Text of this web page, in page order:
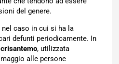
del genere.
caso in cui si ha la
defunti periodicamente. In
crisantemo, utilizzata
alle persone